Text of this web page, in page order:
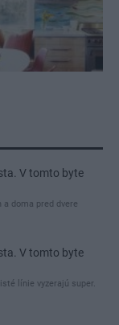
V tomto byte
doma pred dvere
V tomto byte
línie vyzerajú super.